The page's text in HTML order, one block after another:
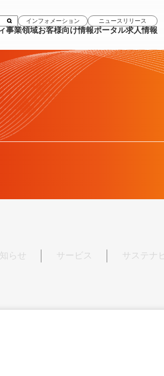
インフォメーション ニュースリリース
事業領域お客様向け情報ポータル求人情報
らせ サービス サステナ